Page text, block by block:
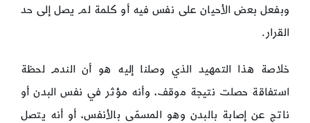
وبفعل بعض الأحيان على نفس فيه أو كلمة لم يصل إلى حد
القرار.
خلاصة هذا التمهيد الذي وصلنا إليه هو أن الندم لحظة
استفاقة حصلت نتيجة موقف، وأنه مؤثر في نفس البدن أو
ناتج عن إصابة بالبدن وهو المسمّى بالأنفس، أو أنه يتصل